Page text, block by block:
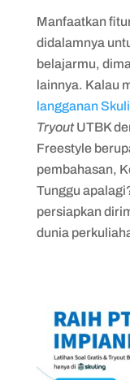
Manfaatkan
didalamnya
belajarmu,
lainnya. Kalau
langganan
Tryout UTBK
Freestyle
pembahasan,
Tunggu
persiapkan
dunia